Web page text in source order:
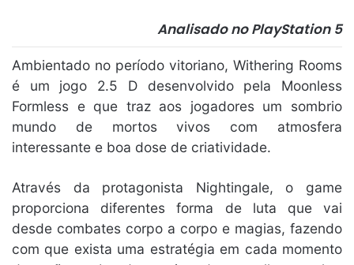
Analisado no PlayStation 5
Ambientado no período vitoriano, Withering Rooms
é um jogo 2.5 D desenvolvido pela Moonless
Formless e que traz aos jogadores um sombrio
mundo de mortos vivos com atmosfera
interessante e boa dose de criatividade.
Através da protagonista Nightingale, o game
proporciona diferentes forma de luta que vai
desde combates corpo a corpo e magias, fazendo
com que exista uma estratégia em cada momento